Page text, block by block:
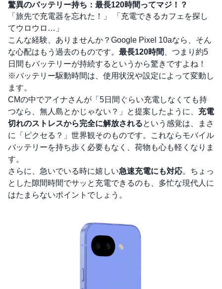
驚異のバッテリー持ち：最長120時間ってマジ！？
「旅先で充電器を忘れた！」 「充電できるカフェを探し
てウロウロ…」
こんな経験、ありませんか？Google Pixel 10aなら、そん
な心配はもう過去のものです。 最長120時間
、つまり約5
日間もバッテリーが持続するというから驚きですよね！
※バッテリー駆動時間は、使用状況や設定によって変動し
ます。
CMの中でアイナさんが「5日間ぐらい充電しなくても持
つなら、無人島とかじゃない？」と提案したように、 充電
切れのストレスから完全に解放されるという感覚は、まさ
に「ピクセる？」世界観そのものです。これならモバイル
バッテリーを持ち歩く必要もなく、荷物も心も軽くなりま
す。
さらに、急いでいる時に嬉しい急速充電にも対応。ちょっ
とした隙間時間でサッと充電できるのも、多忙な現代人に
はたまらないポイントでしょう。